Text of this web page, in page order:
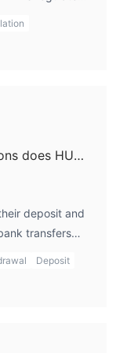
which helps
strong
HUA TAI’s
instruments
While it
and derivative
Kong sphere—
Lastly, I’ve
stable in my
MT5,
Which deposit and withdrawal options does HUA TAI offer, such as credit cards, PayPal, Skrill, or cryptocurrencies?
deposit and
transfers
issued by
For
Deposit